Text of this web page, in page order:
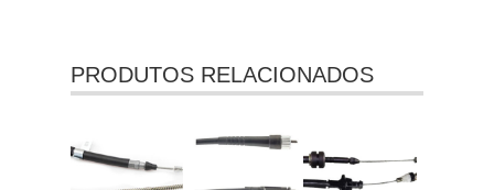
PRODUTOS RELACIONADOS